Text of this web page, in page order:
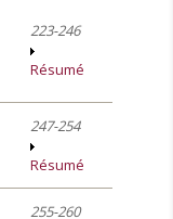
223-246
Résumé
247-254
Résumé
255-260